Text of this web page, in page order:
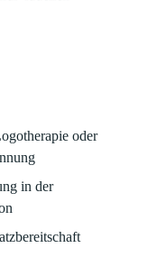
oder
in der